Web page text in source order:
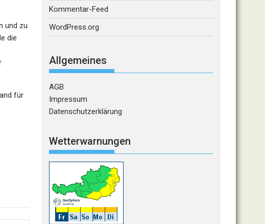
und zu
die
für
Kommentar-Feed
WordPress.org
Allgemeines
AGB
Impressum
Datenschutzerklärung
Wetterwarnungen